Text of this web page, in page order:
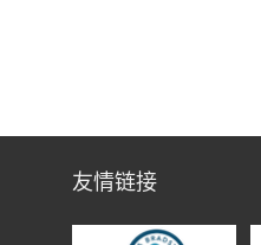
友情链接